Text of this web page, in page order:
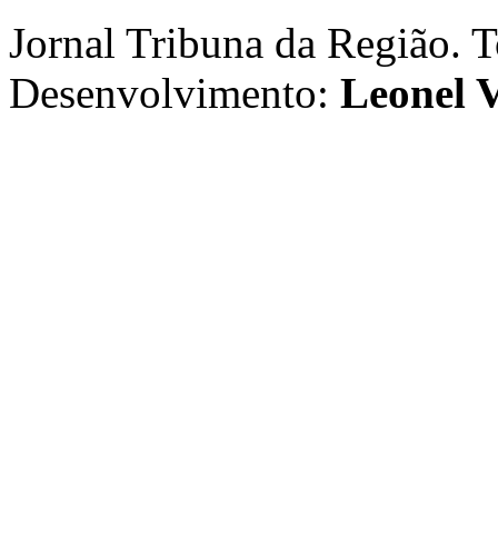
Jornal Tribuna da Região.
Desenvolvimento: Leonel